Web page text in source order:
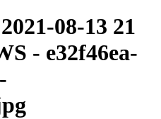
2021-08-13 21
- e32f46ea-